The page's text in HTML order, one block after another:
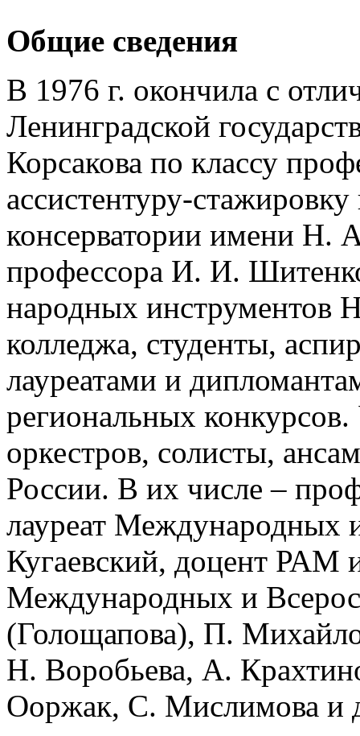
Общие сведения
В 1976 г. окончила с
Ленинградской
Корсакова по классу
ассистентуру-
консерватории имени Н.
профессора И. И.
народных
колледжа, студенты,
лауреатами и
региональных
оркестров, солисты,
России. В их числе –
лауреат Международных
Кугаевский, доцент РАМ
Международных и
(Голощапова), П.
Н. Воробьева, А.
Ооржак, С. Мислимова и